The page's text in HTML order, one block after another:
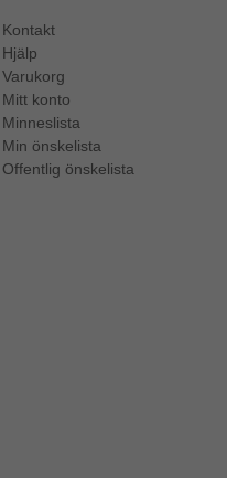
Kontakt
Hjälp
Varukorg
Mitt konto
Minneslista
Min önskelista
Offentlig önskelista